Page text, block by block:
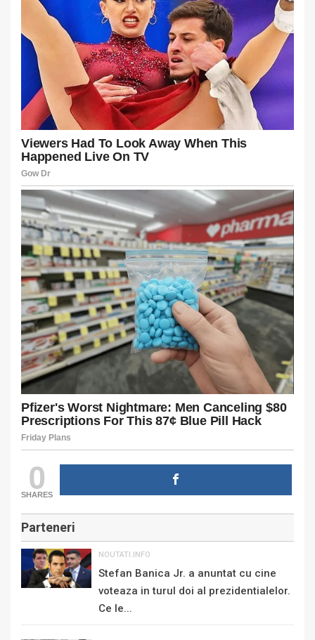
0
SHARES
Parteneri
NOUTATI.INFO
Stefan Banica Jr. a anuntat cu cine
voteaza in turul doi al prezidentialelor.
Ce le...